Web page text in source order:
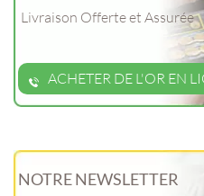
Livraison Offerte et Assurée
ACHETER DE L'OR EN
NOTRE NEWSLETTER